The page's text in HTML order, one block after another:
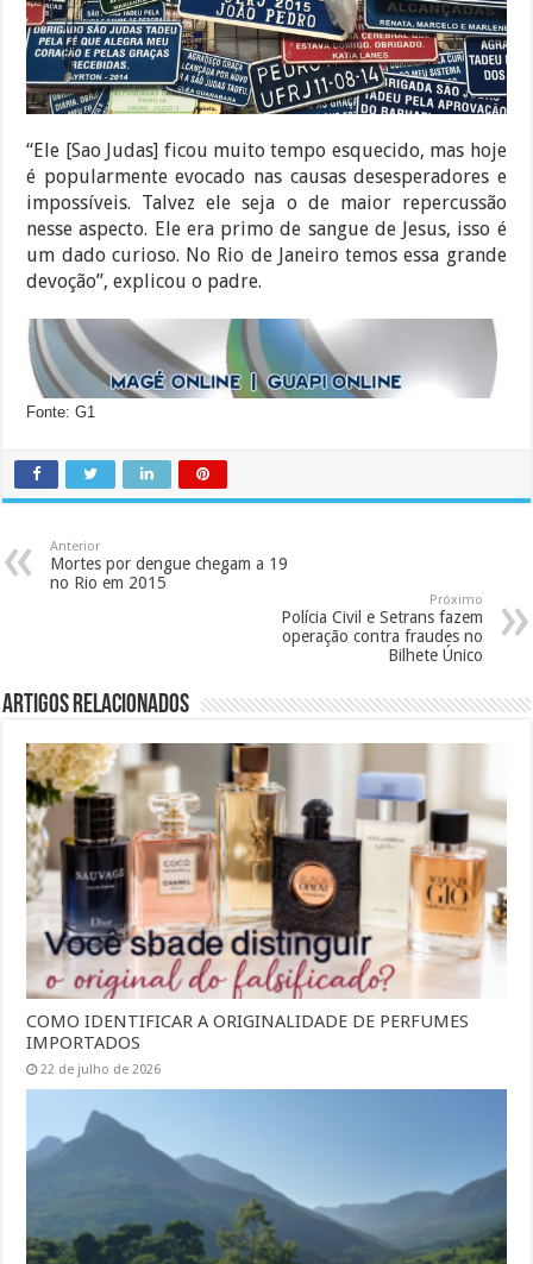
“Ele [Sao Judas] ficou muito tempo esquecido, mas hoje
é popularmente evocado nas causas desesperadores e
impossíveis. Talvez ele seja o de maior repercussão
nesse aspecto. Ele era primo de sangue de Jesus, isso é
um dado curioso. No Rio de Janeiro temos essa grande
devoção”, explicou o padre.
Fonte: G1
Anterior
Mortes por dengue chegam a 19
no Rio em 2015
Próximo
Polícia Civil e Setrans fazem
operação contra fraudes no
Bilhete Único
Artigos Relacionados
COMO IDENTIFICAR A ORIGINALIDADE DE PERFUMES
IMPORTADOS
22 de julho de 2026